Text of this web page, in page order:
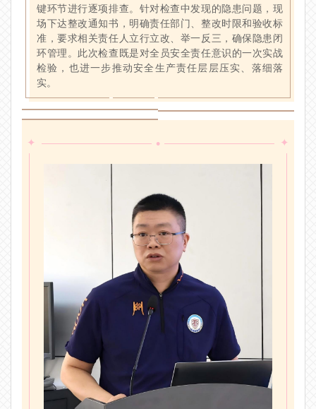
键环节进行逐项排查。针对检查中发现的隐患问题，现
场下达整改通知书，明确责任部门、整改时限和验收标
准，要求相关责任人立行立改、举一反三，确保隐患闭
环管理。此次检查既是对全员安全责任意识的一次实战
检验，也进一步推动安全生产责任层层压实、落细落
实。
✦ • ✦